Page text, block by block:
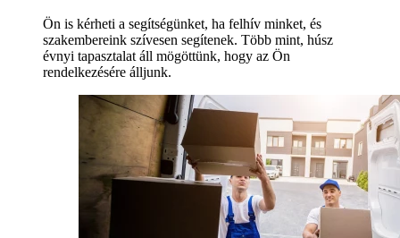
Ön is kérheti a segítségünket, ha felhív minket, és
szakembereink szívesen segítenek. Több mint, húsz
évnyi tapasztalat áll mögöttünk, hogy az Ön
rendelkezésére álljunk.